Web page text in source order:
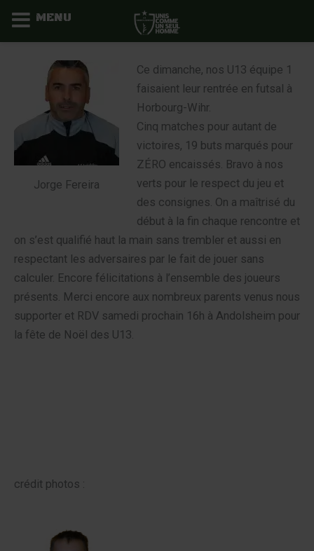
Jorge Fereira
Ce dimanche, nos U13 équipe 1
faisaient leur rentrée en futsal à
Horbourg-Wihr.
Cinq matches pour autant de
victoires, 19 buts marqués pour
ZÉRO encaissés. Bravo à nos
verts pour le respect du jeu et
des consignes. On a maîtrisé du
début à la fin chaque rencontre et
on s’est qualifié haut la main sans trembler et aussi en
respectant les adversaires par le fait de jouer sans
calculer. Encore félicitations à l’ensemble des joueurs
présents. Merci encore aux nombreux parents venus nous
supporter et RDV samedi prochain 16h à Andolsheim pour
la fête de Noël des U13.
crédit photos :
MENU